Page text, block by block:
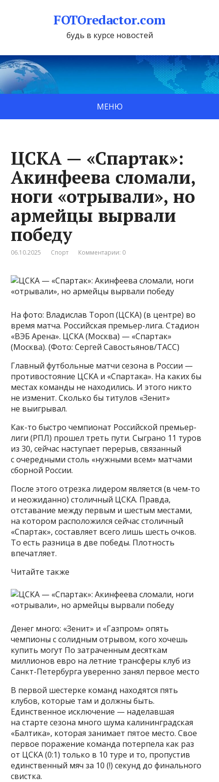
FOTOredactor.com
будь в курсе новостей
МЕНЮ
ЦСКА — «Спартак»:
Акинфеева сломали,
ноги «отрывали», но
армейцы вырвали
победу
06.10.2025 Спорт Комментарии: 0
На фото: Владислав Тороп (ЦСКА) (в центре) во
время матча. Российская премьер-лига. Стадион
«ВЭБ Арена». ЦСКА (Москва) — «Спартак»
(Москва). (Фото: Сергей Савостьянов/ТАСС)
Главный футбольные матчи сезона в России —
противостояние ЦСКА и «Спартака». На каких бы
местах команды не находились. И этого никто
не изменит. Сколько бы титулов «Зенит»
не выигрывал.
Как-то быстро чемпионат Российской премьер-
лиги (РПЛ) прошел треть пути. Сыграно 11 туров
из 30, сейчас наступает перерыв, связанный
с очередными столь «нужными всем» матчами
сборной России.
После этого отрезка лидером является (в чем-то
и неожиданно) столичный ЦСКА. Правда,
отставание между первым и шестым местами,
на котором расположился сейчас столичный
«Спартак», составляет всего лишь шесть очков.
То есть разница в две победы. Плотность
впечатляет.
Читайте также
Денег много: «Зенит» и «Газпром» опять
чемпионы с солидным отрывом, кого хочешь
купить могут По затраченным десяткам
миллионов евро на летние трансферы клуб из
Санкт-Петербурга уверенно занял первое место
В первой шестерке команд находятся пять
клубов, которые там и должны быть.
Единственное исключение — наделавшая
на старте сезона много шума калининградская
«Балтика», которая занимает пятое место. Свое
первое поражение команда потерпела как раз
от ЦСКА (0:1) только в 10 туре и то, пропустив
единственный мяч за 10 (!) секунд до финального
свистка.